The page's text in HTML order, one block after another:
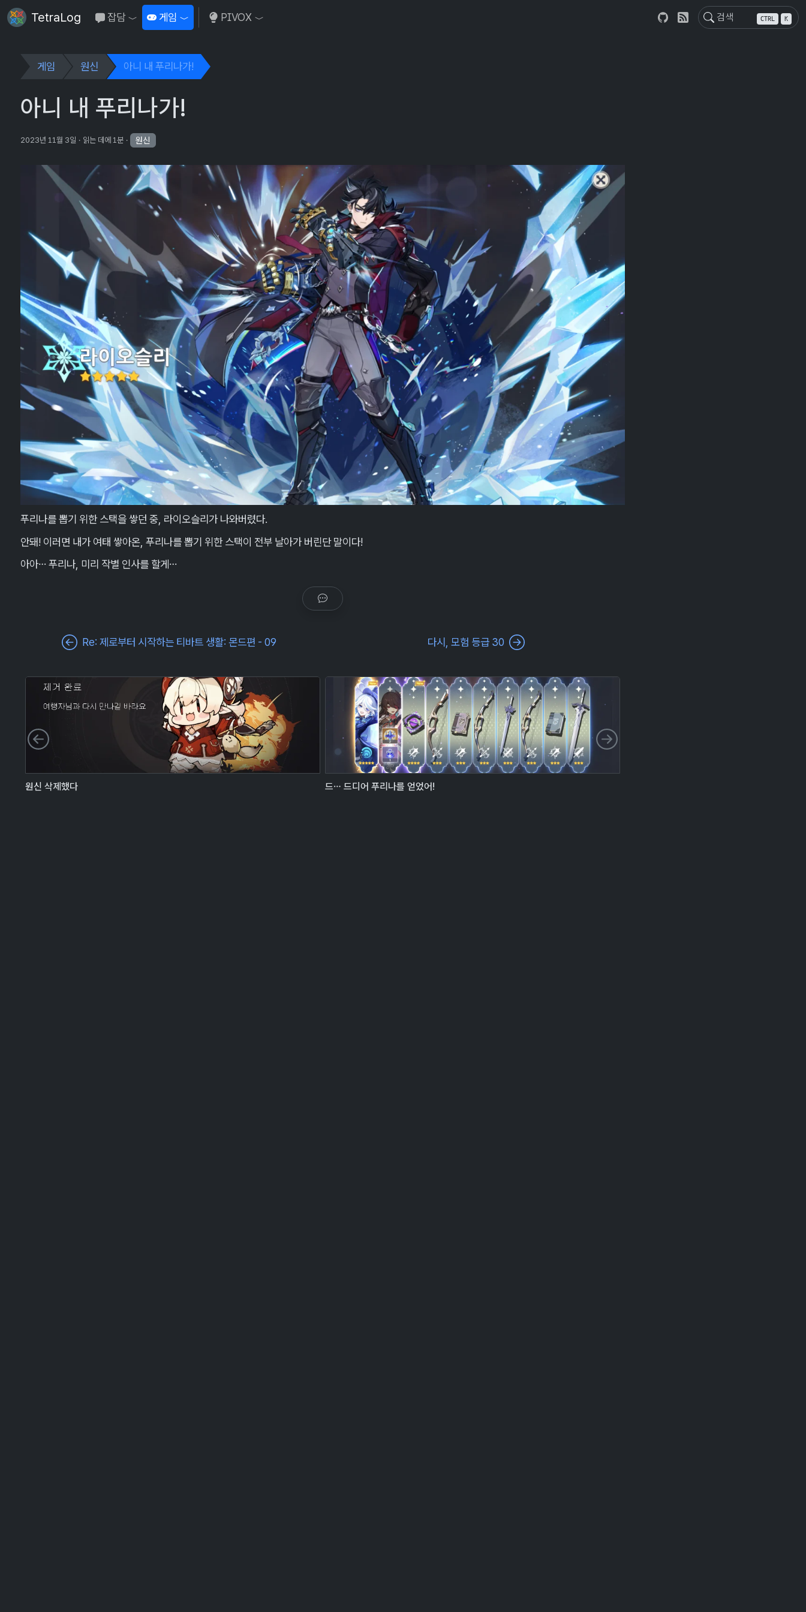
TetraLog CTRL K
잡담 Toggle Dropdown
게임 Toggle Dropdown
PIVOX Toggle Dropdown
게임 원신 아니 내 푸리나가!
아니 내 푸리나가!
2023년 11월 3일 읽는 데에 1분 원신
푸리나를 뽑기 위한 스택을 쌓던 중, 라이오슬리가 나와버렸다.
안돼! 이러면 내가 여태 쌓아온, 푸리나를 뽑기 위한 스택이 전부 날아가 버린단 말이다!
아아… 푸리나, 미리 작별 인사를 할게…
Re: 제로부터 시작하는 티바트 생활: 몬드편 - 09 다시, 모험 등급 30
원신 삭제했다 드… 드디어 푸리나를 얻었어!
이전 슬라이드 다음 슬라이드